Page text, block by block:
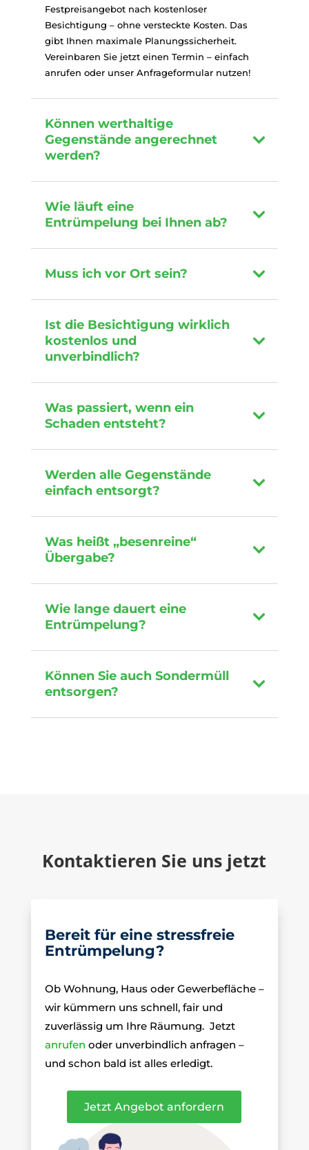
Festpreisangebot nach kostenloser
Besichtigung – ohne versteckte Kosten. Das
gibt Ihnen maximale Planungssicherheit.
Vereinbaren Sie jetzt einen Termin – einfach
anrufen oder unser Anfrageformular nutzen!
Können werthaltige
Gegenstände angerechnet
werden?
Wie läuft eine
Entrümpelung bei Ihnen ab?
Muss ich vor Ort sein?
Ist die Besichtigung wirklich
kostenlos und
unverbindlich?
Was passiert, wenn ein
Schaden entsteht?
Werden alle Gegenstände
einfach entsorgt?
Was heißt „besenreine“
Übergabe?
Wie lange dauert eine
Entrümpelung?
Können Sie auch Sondermüll
entsorgen?
Kontaktieren Sie uns jetzt
Bereit für eine stressfreie
Entrümpelung?
Ob Wohnung, Haus oder Gewerbefläche –
wir kümmern uns schnell, fair und
zuverlässig um Ihre Räumung. Jetzt
anrufen oder unverbindlich anfragen –
und schon bald ist alles erledigt.
Jetzt Angebot anfordern